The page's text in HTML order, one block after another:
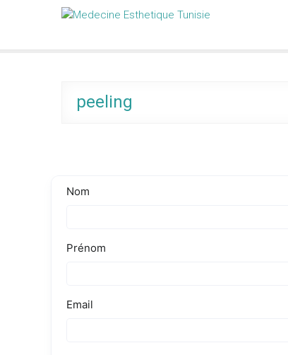
Medecine Esthetique Tunisie
peeling